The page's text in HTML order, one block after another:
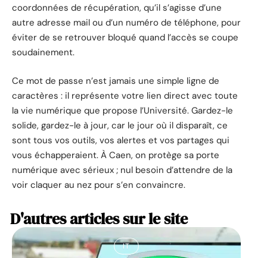
coordonnées de récupération, qu’il s’agisse d’une
autre adresse mail ou d’un numéro de téléphone, pour
éviter de se retrouver bloqué quand l’accès se coupe
soudainement.
Ce mot de passe n’est jamais une simple ligne de
caractères : il représente votre lien direct avec toute
la vie numérique que propose l’Université. Gardez-le
solide, gardez-le à jour, car le jour où il disparaît, ce
sont tous vos outils, vos alertes et vos partages qui
vous échapperaient. À Caen, on protège sa porte
numérique avec sérieux ; nul besoin d’attendre de la
voir claquer au nez pour s’en convaincre.
D'autres articles sur le site
IT